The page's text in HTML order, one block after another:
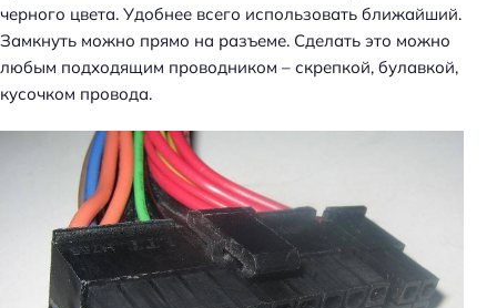
черного цвета. Удобнее всего использовать ближайший.
Замкнуть можно прямо на разъеме. Сделать это можно
любым подходящим проводником – скрепкой, булавкой,
кусочком провода.